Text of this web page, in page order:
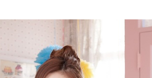
【注意事項】
１．透過由恩沛科技股份有限公司提
交易，需依本服務之必要範圍內提供
求債權轉讓予恩沛科技股份有限公司
２．關於個人資料處理事宜，請瀏覽以
https://aftee.tw/terms/#terms3
３．未成年的使用者請事先徵得法定